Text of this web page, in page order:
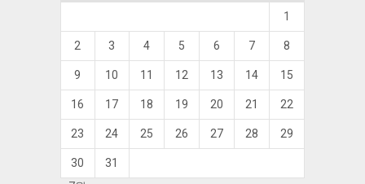
1
2 3 4 5 6 7 8
9 10 11 12 13 14 15
16 17 18 19 20 21 22
23 24 25 26 27 28 29
30
31